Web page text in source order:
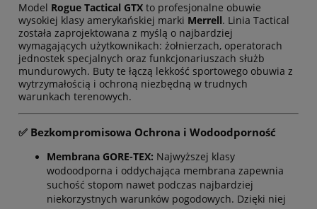
Model Rogue Tactical GTX to profesjonalne obuwie
wysokiej klasy amerykańskiej marki Merrell. Linia Tactical
została zaprojektowana z myślą o najbardziej
wymagających użytkownikach: żołnierzach, operatorach
jednostek specjalnych oraz funkcjonariuszach służb
mundurowych. Buty te łączą lekkość sportowego obuwia z
wytrzymałością i ochroną niezbędną w trudnych
warunkach terenowych.
✅ Bezkompromisowa Ochrona i Wodoodporność
Membrana GORE-TEX: Najwyższej klasy
wodoodporna i oddychająca membrana zapewnia
suchość stopom nawet podczas najbardziej
niekorzystnych warunków pogodowych. Dzięki niej